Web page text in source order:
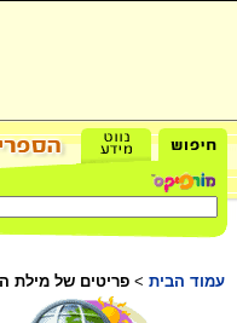
עמוד הבית > פריטים של מילת